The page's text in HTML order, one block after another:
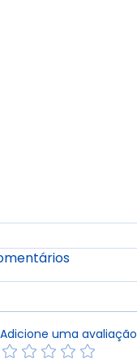
Adicione uma avaliação